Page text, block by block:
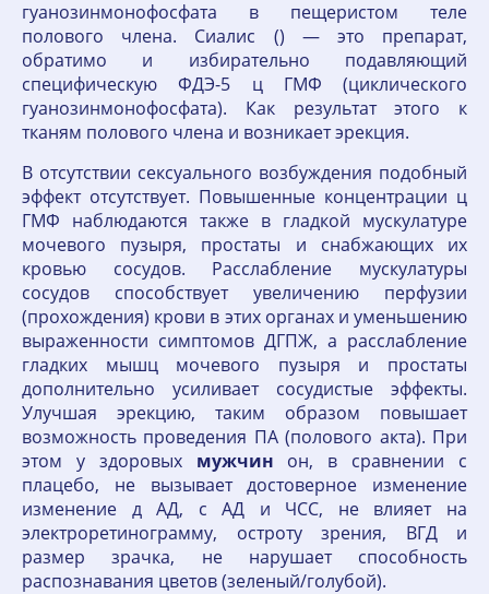
гуанозинмонофосфата в пещеристом теле
полового члена. Сиалис () — это препарат,
обратимо и избирательно подавляющий
специфическую ФДЭ-5 ц ГМФ (циклического
гуанозинмонофосфата). Как результат этого к
тканям полового члена и возникает эрекция.
В отсутствии сексуального возбуждения подобный
эффект отсутствует. Повышенные концентрации ц
ГМФ наблюдаются также в гладкой мускулатуре
мочевого пузыря, простаты и снабжающих их
кровью сосудов. Расслабление мускулатуры
сосудов способствует увеличению перфузии
(прохождения) крови в этих органах и уменьшению
выраженности симптомов ДГПЖ, а расслабление
гладких мышц мочевого пузыря и простаты
дополнительно усиливает сосудистые эффекты.
Улучшая эрекцию, таким образом повышает
возможность проведения ПА (полового акта). При
этом у здоровых мужчин он, в сравнении с
плацебо, не вызывает достоверное изменение
изменение д АД, с АД и ЧСС, не влияет на
электроретинограмму, остроту зрения, ВГД и
размер зрачка, не нарушает способность
распознавания цветов (зеленый/голубой).